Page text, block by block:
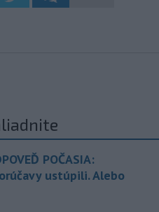
POČASIA:
ustúpili. Alebo